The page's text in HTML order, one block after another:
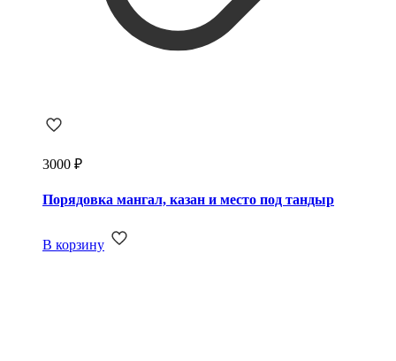
3000 ₽
Порядовка мангал, казан и место под тандыр
В корзину